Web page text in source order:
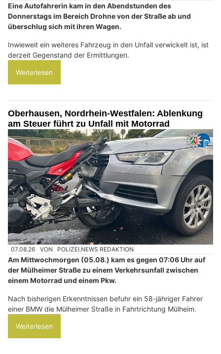
Eine Autofahrerin kam in den Abendstunden des
Donnerstags im Bereich Drohne von der Straße ab und
überschlug sich mit ihren Wagen.
Inwieweit ein weiteres Fahrzeug in den Unfall verwickelt ist, ist
derzeit Gegenstand der Ermittlungen.
Weiterlesen
Oberhausen, Nordrhein-Westfalen: Ablenkung
am Steuer führt zu Unfall mit Motorrad
07.08.26 VON POLIZEI.NEWS REDAKTION
Am Mittwochmorgen (05.08.) kam es gegen 07:06 Uhr auf
der Mülheimer Straße zu einem Verkehrsunfall zwischen
einem Motorrad und einem Pkw.
Nach bisherigen Erkenntnissen befuhr ein 58-jähriger Fahrer
einer BMW die Mülheimer Straße in Fahrtrichtung Mülheim.
Weiterlesen